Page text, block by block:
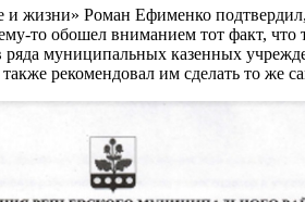
жизни» Роман Ефименко
то обошел вниманием тот факт,
ряда муниципальных казенных
рекомендовал им сделать то же